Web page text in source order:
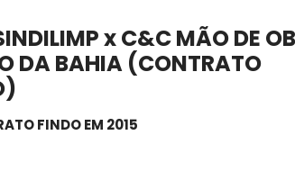
x C&C MÃO DE
DA BAHIA (CONTRATO
FINDO EM 2015